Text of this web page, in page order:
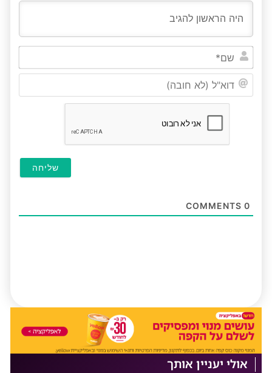
שם*
0
אולי יעניין אותך